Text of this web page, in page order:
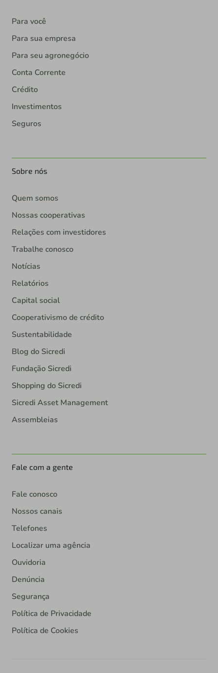
Para você
Para sua empresa
Para seu agronegócio
Conta Corrente
Crédito
Investimentos
Seguros
Sobre nós
Quem somos
Nossas cooperativas
Relações com investidores
Trabalhe conosco
Notícias
Relatórios
Capital social
Cooperativismo de crédito
Sustentabilidade
Blog do Sicredi
Fundação Sicredi
Shopping do Sicredi
Sicredi Asset Management
Assembleias
Fale com a gente
Fale conosco
Nossos canais
Telefones
Localizar uma agência
Ouvidoria
Denúncia
Segurança
Política de Privacidade
Política de Cookies